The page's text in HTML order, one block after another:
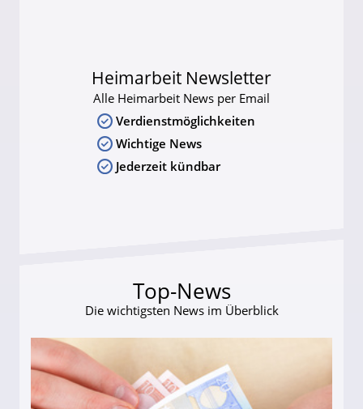
Heimarbeit Newsletter
Alle Heimarbeit News per Email
Verdienstmöglichkeiten
Wichtige News
Jederzeit kündbar
Top-News
Die wichtigsten News im Überblick